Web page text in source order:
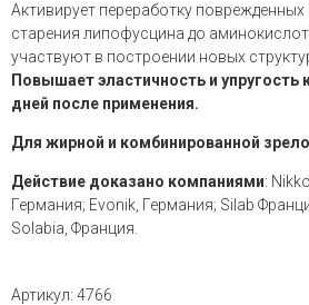
Активирует переработку поврежденных
старения липофусцина до
участвуют в построении новых
Повышает эластичность и упругость
дней после применения.
Для жирной и комбинированной
Действие доказано компаниями:
Германия; Evonik, Германия; Silab
Solabia, Франция.
Артикул: 4766